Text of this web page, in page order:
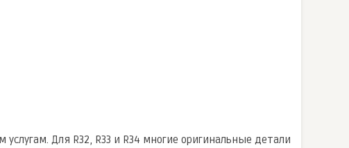
Для R32, R33 и R34 многие оригинальные детали